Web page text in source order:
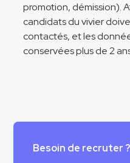
promotion, démission).
candidats du vivier
contactés, et les
conservées plus de 2
Besoin de recruter ?